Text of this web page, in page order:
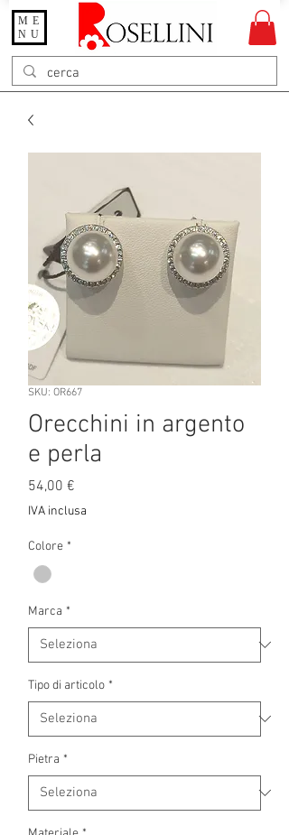
Gioielleria Rosellini
Rosellini online
ME
NU
SKU: OR667
Orecchini in argento
e perla
54,00 €
IVA inclusa
Colore *
Marca *
Tipo di articolo *
Pietra *